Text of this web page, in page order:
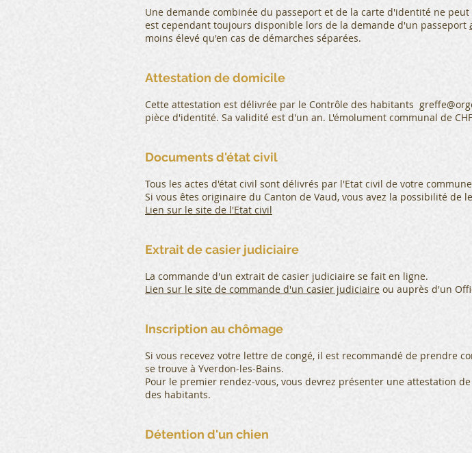
Une demande combinée du passeport et de la carte d'identité ne
est cependant toujours disponible lors de la demande d'un passeport
moins élevé qu'en cas de démarches séparées.
Attestation de domicile
Cette attestation est délivrée par le Contrôle des habitants
pièce d'identité. Sa validité est d'un an. L'émolument communal de
Documents d'état civil
Tous les actes d'état civil sont délivrés par l'Etat civil de votre
Si vous êtes originaire du Canton de Vaud, vous avez la possibilité de
Lien sur le site de l'Etat civil
Extrait de casier judiciaire
La commande d'un extrait de casier judiciaire se fait en ligne.
Lien sur le site de commande d'un casier judiciaire ou auprès d'un
Inscription au chômage
Si vous recevez votre lettre de congé, il est recommandé de prendre
se trouve à Yverdon-les-Bains.
Pour le premier rendez-vous, vous devrez présenter une attestation
des habitants.
Détention d'un chien